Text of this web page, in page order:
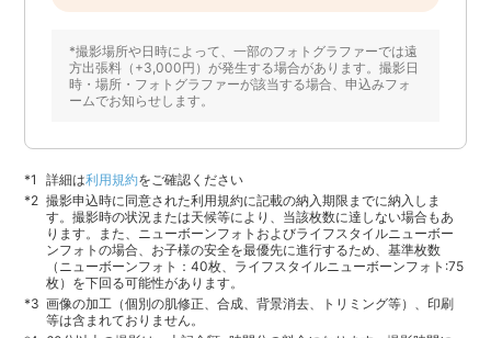
*撮影場所や日時によって、一部のフォトグラファーでは遠
方出張料（+3,000円）が発生する場合があります。撮影日
時・場所・フォトグラファーが該当する場合、申込みフォ
ームでお知らせします。
詳細は利用規約をご確認ください
撮影申込時に同意された利用規約に記載の納入期限までに納入しま
す。撮影時の状況または天候等により、当該枚数に達しない場合もあ
ります。また、ニューボーンフォトおよびライフスタイルニューボー
ンフォトの場合、お子様の安全を最優先に進行するため、基準枚数
（ニューボーンフォト：40枚、ライフスタイルニューボーンフォト:75
枚）を下回る可能性があります。
画像の加工（個別の肌修正、合成、背景消去、トリミング等）、印刷
等は含まれておりません。